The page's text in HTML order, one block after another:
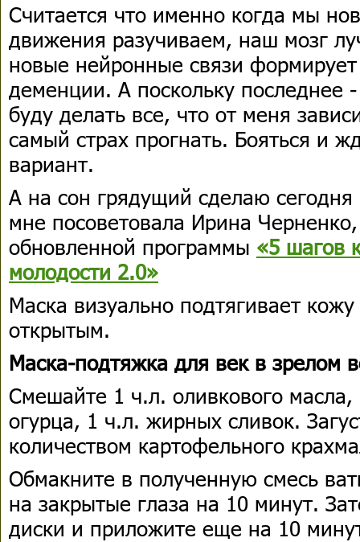
Считается что именно когда мы
движения разучиваем, наш мозг
новые нейронные связи
деменции. А поскольку последнее
буду делать все, что от меня
самый страх прогнать. Бояться и
вариант.
А на сон грядущий сделаю
мне посоветовала Ирина
обновленной программы «5 шагов
молодости 2.0»
Маска визуально подтягивает
открытым.
Маска-подтяжка для век в зрелом
Смешайте 1 ч.л. оливкового масла,
огурца, 1 ч.л. жирных сливок.
количеством картофельного
Обмакните в полученную смесь
на закрытые глаза на 10 минут.
диски и приложите еще на 10